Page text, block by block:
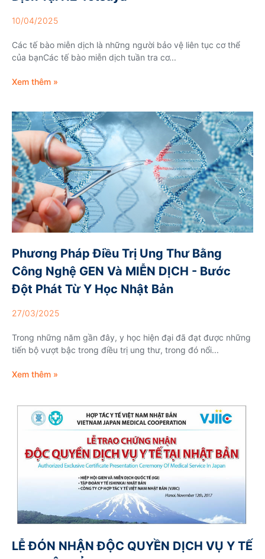
10/04/2025
Các tế bào miễn dịch là những người bảo vệ liên tục cơ thể
của bạnCác tế bào miễn dịch tuần tra cơ...
Xem thêm »
Phương Pháp Điều Trị Ung Thư Bằng
Công Nghệ GEN Và MIỄN DỊCH - Bước
Đột Phát Từ Y Học Nhật Bản
27/03/2025
Trong những năm gần đây, y học hiện đại đã đạt được những
tiến bộ vượt bậc trong điều trị ung thư, trong đó nổi...
Xem thêm »
LỄ ĐÓN NHẬN ĐỘC QUYỀN DỊCH VỤ Y TẾ